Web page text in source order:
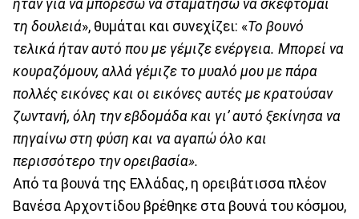
ήταν για να μπορέσω να σταματήσω να σκέφτομαι
τη δουλειά», θυμάται και συνεχίζει: «Το βουνό
τελικά ήταν αυτό που με γέμιζε ενέργεια. Μπορεί να
κουραζόμουν, αλλά γέμιζε το μυαλό μου με πάρα
πολλές εικόνες και οι εικόνες αυτές με κρατούσαν
ζωντανή, όλη την εβδομάδα και γι’ αυτό ξεκίνησα να
πηγαίνω στη φύση και να αγαπώ όλο και
περισσότερο την ορειβασία».
Από τα βουνά της Ελλάδας, η ορειβάτισσα πλέον
Βανέσα Αρχοντίδου βρέθηκε στα βουνά του κόσμου,